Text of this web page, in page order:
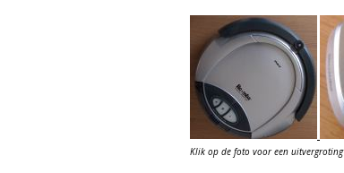
Klik op de foto voor een uitvergroting